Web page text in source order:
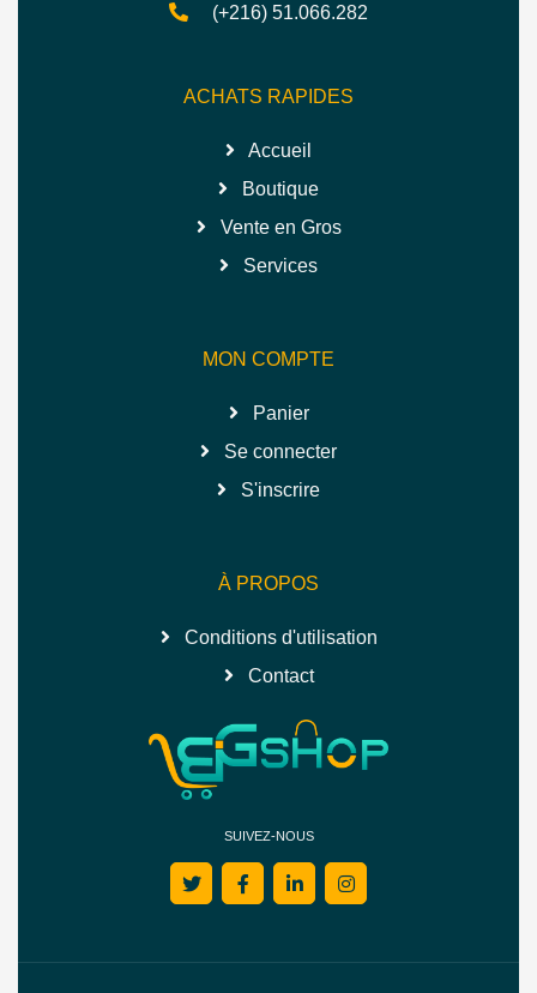
(+216) 51.066.282
ACHATS RAPIDES
Accueil
Boutique
Vente en Gros
Services
MON COMPTE
Panier
Se connecter
S'inscrire
À PROPOS
Conditions d'utilisation
Contact
SUIVEZ-NOUS